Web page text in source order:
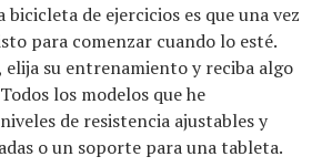
de ejercicios es que una vez
para comenzar cuando lo esté.
su entrenamiento y reciba algo
los modelos que he
de resistencia ajustables y
o un soporte para una tableta.